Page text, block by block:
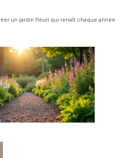
un jardin fleuri qui renaît chaque année